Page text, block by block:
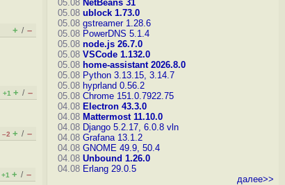
+ / –
+1 + / –
–2 + / –
+1 + / –
05.08 NetBeans 31
05.08 ublock 1.73.0
05.08 gstreamer 1.28.6
05.08 PowerDNS 5.1.4
05.08 node.js 26.7.0
05.08 VSCode 1.132.0
05.08 home-assistant 2026.8.0
05.08 Python 3.13.15, 3.14.7
05.08 hyprland 0.56.2
05.08 Chrome 151.0.7922.75
04.08 Electron 43.3.0
04.08 Mattermost 11.10.0
04.08 Django 5.2.17, 6.0.8 vln
04.08 Grafana 13.1.2
04.08 GNOME 49.9, 50.4
04.08 Unbound 1.26.0
04.08 Erlang 29.0.5
далее>>